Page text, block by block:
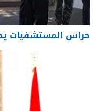
حراس المستشفيات